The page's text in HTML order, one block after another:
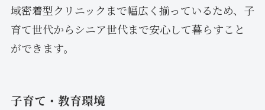
域密着型クリニックまで幅広く揃っているため、子
育て世代からシニア世代まで安心して暮らすこと
ができます。
子育て・教育環境